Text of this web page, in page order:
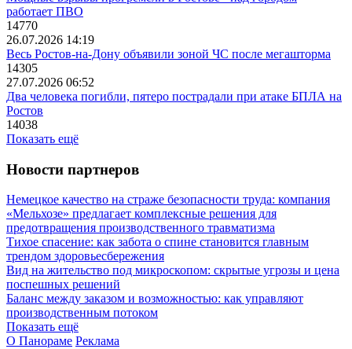
работает ПВО
14770
26.07.2026 14:19
Весь Ростов-на-Дону объявили зоной ЧС после мегашторма
14305
27.07.2026 06:52
Два человека погибли, пятеро пострадали при атаке БПЛА на
Ростов
14038
Показать ещё
Новости партнеров
Немецкое качество на страже безопасности труда: компания
«Мельхозе» предлагает комплексные решения для
предотвращения производственного травматизма
Тихое спасение: как забота о спине становится главным
трендом здоровьесбережения
Вид на жительство под микроскопом: скрытые угрозы и цена
поспешных решений
Баланс между заказом и возможностью: как управляют
производственным потоком
Показать ещё
О Панораме Реклама